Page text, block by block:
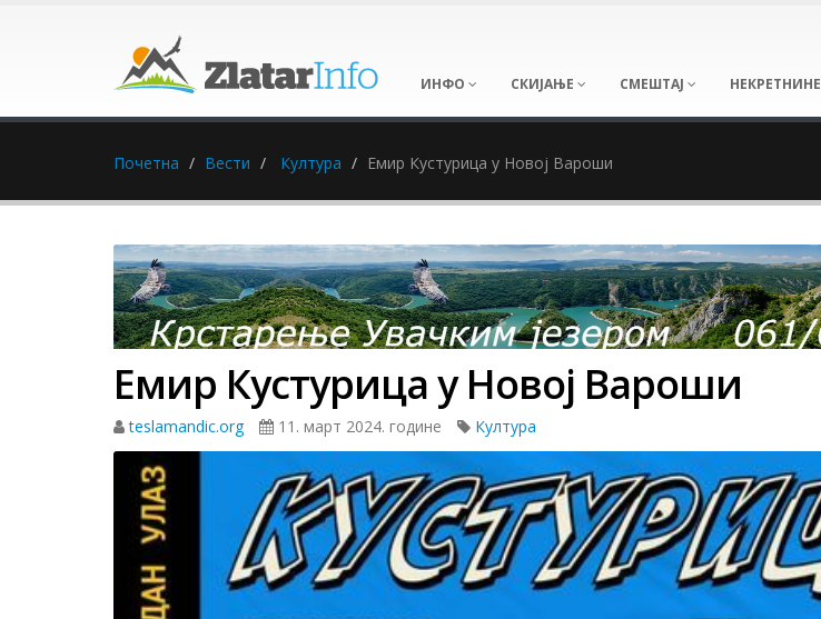
ИНФО СКИЈАЊЕ СМЕШТАЈ НЕКРЕТНИНЕ
Почетна Вести Култура Емир Кустурица у Новој Вароши
Емир Кустурица у Новој Вароши
teslamandic.org 11. март 2024. године Култура